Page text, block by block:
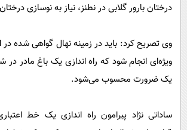
درختان بارور گلابی در نطنز، نیاز به نوسازی
وی تصریح کرد: باید در زمینه نهال‌ گواهی شده
ویژه‌ای انجام شود که راه اندازی یک باغ مادر
یک ضرورت محسوب می‌شود.
ساداتی نژاد پیرامون راه اندازی یک خط